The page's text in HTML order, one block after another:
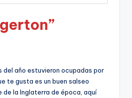
del año estuvieron ocupadas por
te gusta es un buen salseo
de la Inglaterra de época, aquí